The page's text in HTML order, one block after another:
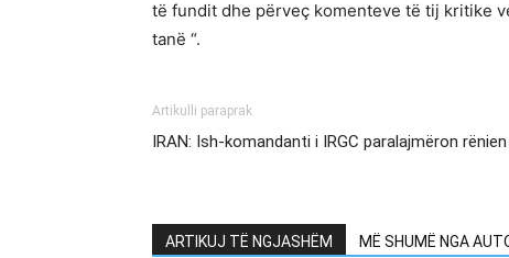
të fundit dhe përveç komenteve të tij kritike
tanë “.
Artikulli paraprak
IRAN: Ish-komandanti i IRGC paralajmëron
ARTIKUJ TË NGJASHËM MË SHUMË NGA